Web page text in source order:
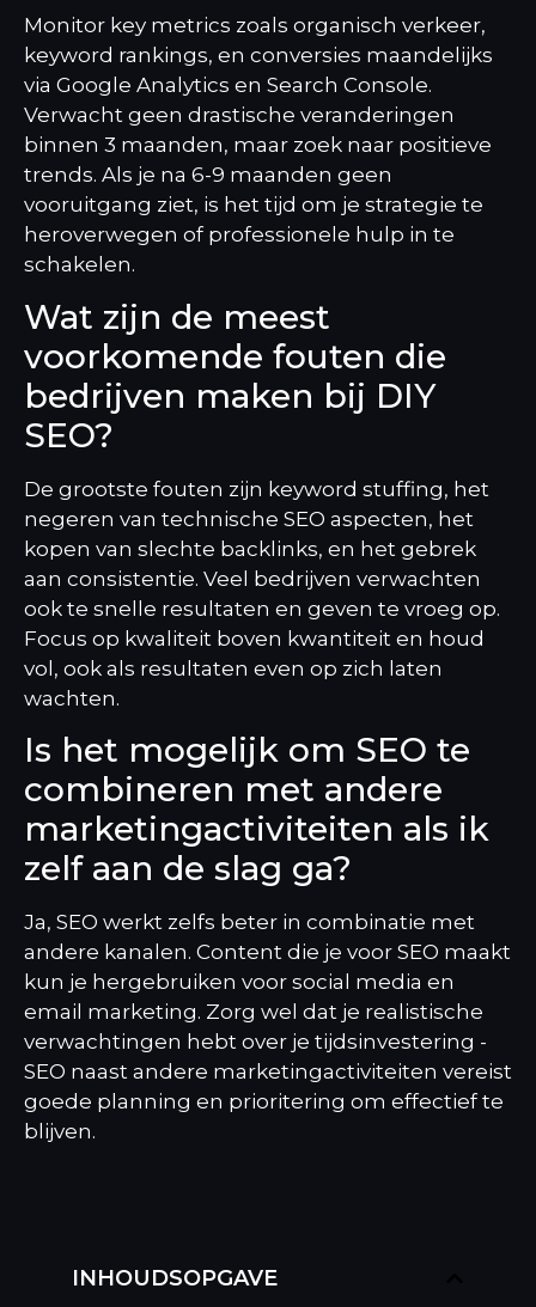
Monitor key metrics zoals organisch verkeer,
keyword rankings, en conversies maandelijks
via Google Analytics en Search Console.
Verwacht geen drastische veranderingen
binnen 3 maanden, maar zoek naar positieve
trends. Als je na 6-9 maanden geen
vooruitgang ziet, is het tijd om je strategie te
heroverwegen of professionele hulp in te
schakelen.
Wat zijn de meest
voorkomende fouten die
bedrijven maken bij DIY
SEO?
De grootste fouten zijn keyword stuffing, het
negeren van technische SEO aspecten, het
kopen van slechte backlinks, en het gebrek
aan consistentie. Veel bedrijven verwachten
ook te snelle resultaten en geven te vroeg op.
Focus op kwaliteit boven kwantiteit en houd
vol, ook als resultaten even op zich laten
wachten.
Is het mogelijk om SEO te
combineren met andere
marketingactiviteiten als ik
zelf aan de slag ga?
Ja, SEO werkt zelfs beter in combinatie met
andere kanalen. Content die je voor SEO maakt
kun je hergebruiken voor social media en
email marketing. Zorg wel dat je realistische
verwachtingen hebt over je tijdsinvestering -
SEO naast andere marketingactiviteiten vereist
goede planning en prioritering om effectief te
blijven.
INHOUDSOPGAVE